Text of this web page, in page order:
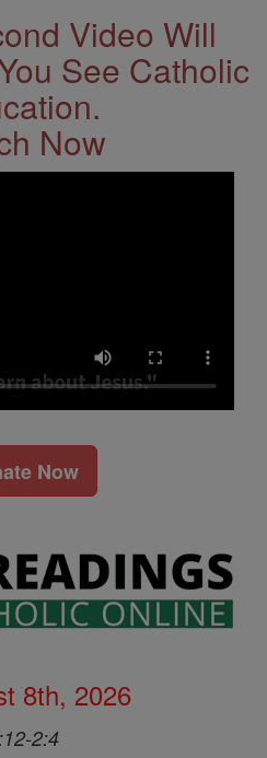
Video Will
See Catholic
Now
Now
8th, 2026
2:4